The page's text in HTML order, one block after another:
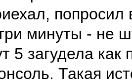
попросил
минуты - не
5 загудела
Такая